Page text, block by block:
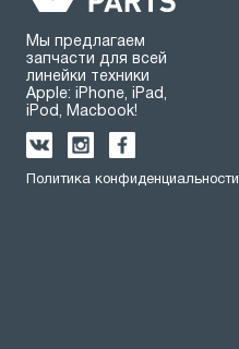
Мы предлагаем
запчасти для всей
линейки техники
Apple: iPhone, iPad,
iPod, Macbook!
Политика конфиденциальности